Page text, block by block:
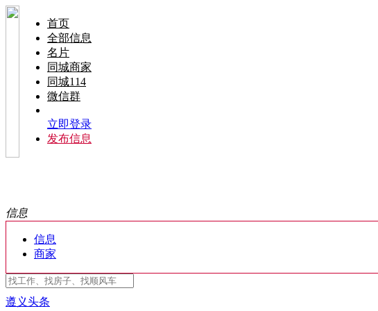
首页
全部信息
名片
同城商家
同城114
微信群
立即登录
发布信息
信息
信息
商家
遵义头条